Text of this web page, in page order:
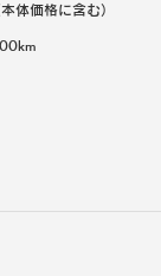
体価格に含む）